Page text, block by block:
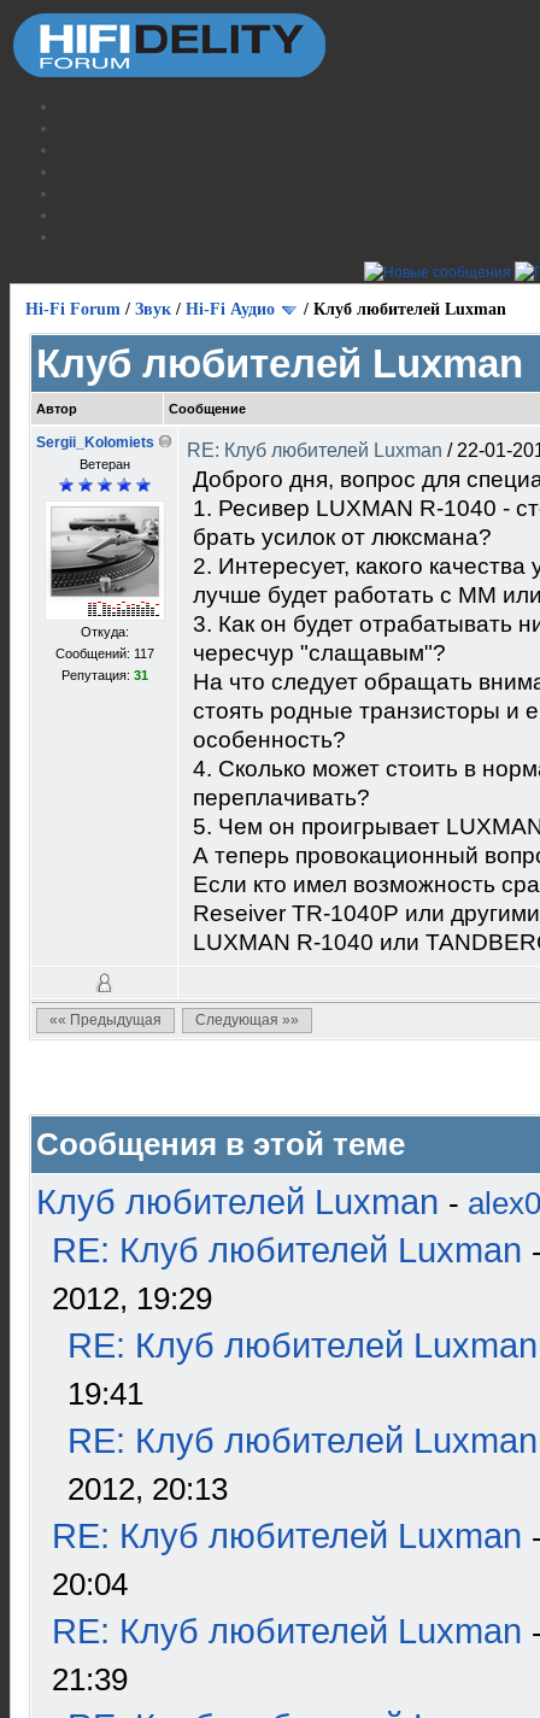
Hi-Fi Forum / Звук / Hi-Fi Аудио / Клуб любителей Luxman
Клуб любителей Luxman
Автор Сообщение
Sergii_Kolomiets
Ветеран
Откуда:
Сообщений: 117
Репутация: 31
RE: Клуб любителей Luxman / 22-01-
Доброго дня, вопрос для
1. Ресивер LUXMAN R-1040 -
брать усилок от люксмана?
2. Интересует, какого
лучше будет работать с ММ
3. Как он будет отрабатывать
чересчур "слащавым"?
На что следует обращать
стоять родные транзисторы и
особенность?
4. Сколько может стоить в
переплачивать?
5. Чем он проигрывает
А теперь провокационный
Если кто имел возможность
Reseiver TR-1040P или
LUXMAN R-1040 или
«« Предыдущая Следующая »»
Сообщения в этой теме
Клуб любителей Luxman -
RE: Клуб любителей Luxman
2012, 19:29
RE: Клуб любителей Luxman
19:41
RE: Клуб любителей Luxman
2012, 20:13
RE: Клуб любителей Luxman
20:04
RE: Клуб любителей Luxman
21:39